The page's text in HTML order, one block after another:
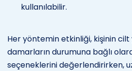
kullanılabilir.
Her yöntemin etkinliği, kişinin cilt
damarların durumuna bağlı
seçeneklerini değerlendirirken,